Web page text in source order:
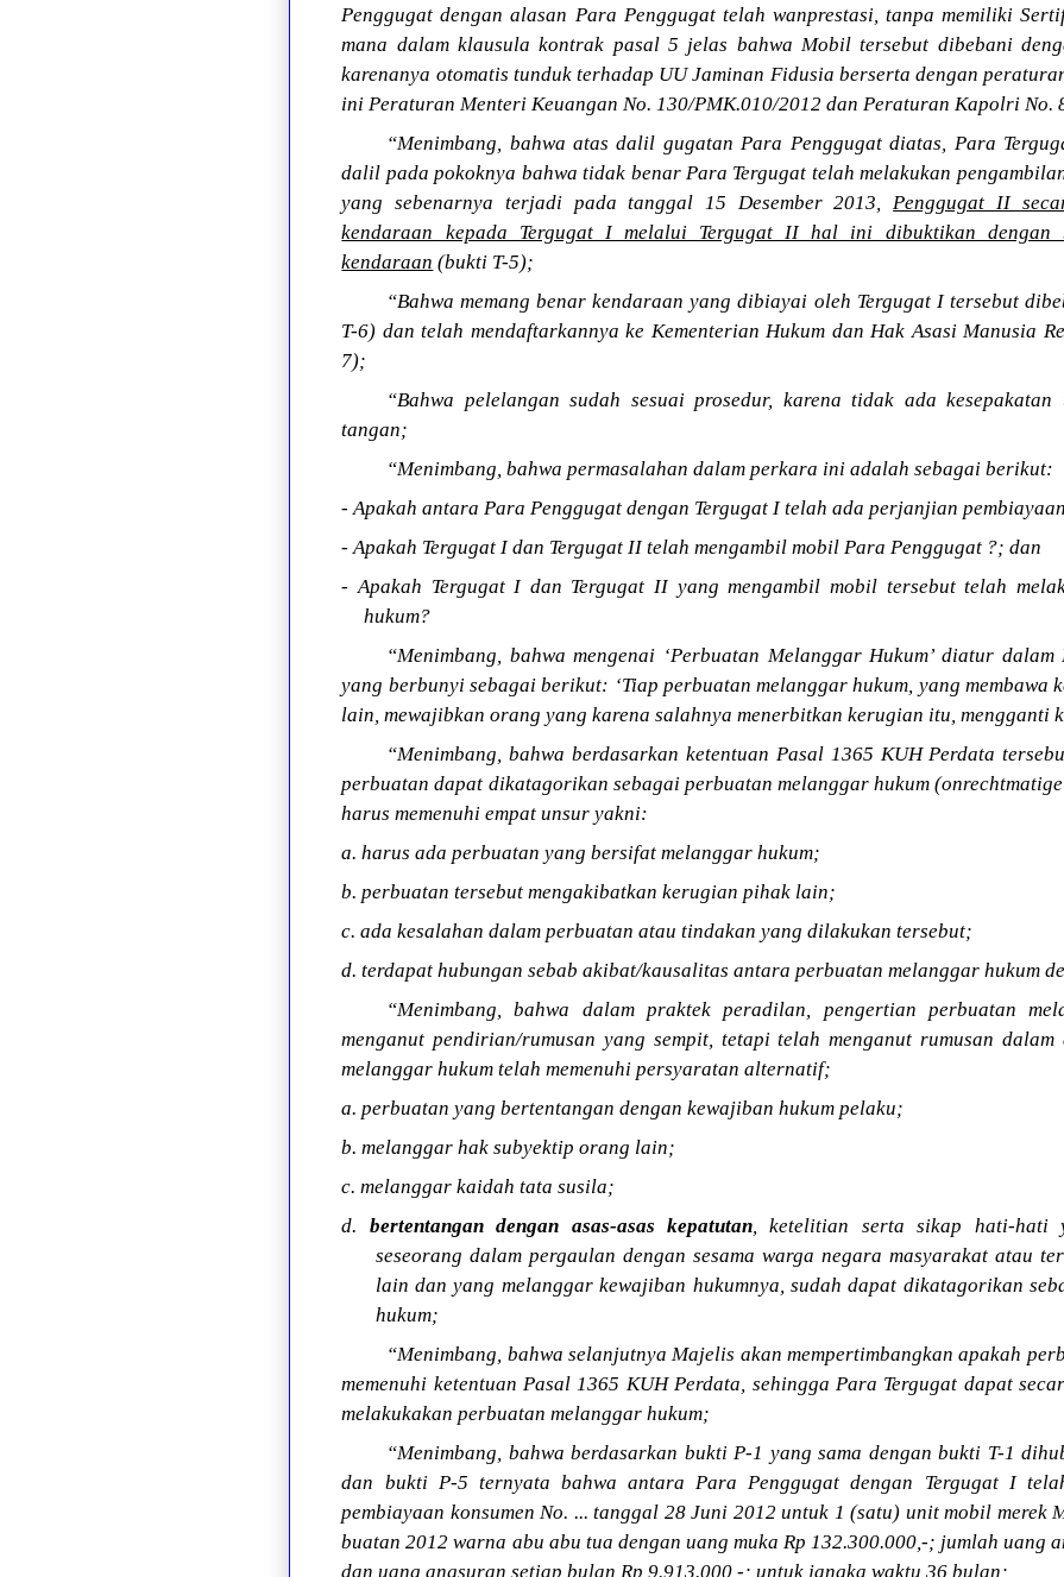
Penggugat dengan alasan Para Penggugat telah wanprestasi, tanpa memiliki
mana dalam klausula kontrak pasal 5 jelas bahwa Mobil tersebut dibebani
karenanya otomatis tunduk terhadap UU Jaminan Fidusia berserta dengan
ini Peraturan Menteri Keuangan No. 130/PMK.010/2012 dan Peraturan Kapolri No.
“Menimbang, bahwa atas dalil gugatan Para Penggugat diatas, Para
dalil pada pokoknya bahwa tidak benar Para Tergugat telah melakukan
yang sebenarnya terjadi pada tanggal 15 Desember 2013,Penggugat II
kendaraan kepada Tergugat I melalui Tergugat II hal ini dibuktikan dengan
kendaraan (bukti T-5);
“Bahwa memang benar kendaraan yang dibiayai oleh Tergugat I tersebut
T-6) dan telah mendaftarkannya ke Kementerian Hukum dan Hak Asasi Manusia
7);
“Bahwa pelelangan sudah sesuai prosedur, karena tidak ada
tangan;
“Menimbang, bahwa permasalahan dalam perkara ini adalah sebagai berikut:
- Apakah antara Para Penggugat dengan Tergugat I telah ada perjanjian
- Apakah Tergugat I dan Tergugat II telah mengambil mobil Para Penggugat ?; dan
- Apakah Tergugat I dan Tergugat II yang mengambil mobil tersebut telah
hukum?
“Menimbang, bahwa mengenai ‘Perbuatan Melanggar Hukum’ diatur
yang berbunyi sebagai berikut: ‘Tiap perbuatan melanggar hukum, yang membawa
lain, mewajibkan orang yang karena salahnya menerbitkan kerugian itu, mengganti
“Menimbang, bahwa berdasarkan ketentuan Pasal 1365 KUH Perdata
perbuatan dapat dikatagorikan sebagai perbuatan melanggar hukum
harus memenuhi empat unsur yakni:
a. harus ada perbuatan yang bersifat melanggar hukum;
b. perbuatan tersebut mengakibatkan kerugian pihak lain;
c. ada kesalahan dalam perbuatan atau tindakan yang dilakukan tersebut;
d. terdapat hubungan sebab akibat/kausalitas antara perbuatan melanggar hukum
“Menimbang, bahwa dalam praktek peradilan, pengertian perbuatan
menganut pendirian/rumusan yang sempit, tetapi telah menganut rumusan
melanggar hukum telah memenuhi persyaratan alternatif;
a. perbuatan yang bertentangan dengan kewajiban hukum pelaku;
b. melanggar hak subyektip orang lain;
c. melanggar kaidah tata susila;
d. bertentangan dengan asas-asas kepatutan, ketelitian serta sikap hati-hati
seseorang dalam pergaulan dengan sesama warga negara masyarakat atau
lain dan yang melanggar kewajiban hukumnya, sudah dapat dikatagorikan
hukum;
“Menimbang, bahwa selanjutnya Majelis akan mempertimbangkan apakah
memenuhi ketentuan Pasal 1365 KUH Perdata, sehingga Para Tergugat dapat
melakukakan perbuatan melanggar hukum;
“Menimbang, bahwa berdasarkan bukti P-1 yang sama dengan bukti T-1
dan bukti P-5 ternyata bahwa antara Para Penggugat dengan Tergugat I
pembiayaan konsumen No. ... tanggal 28 Juni 2012 untuk 1 (satu) unit mobil merek
buatan 2012 warna abu abu tua dengan uang muka Rp 132.300.000,-; jumlah uang
dan uang angsuran setiap bulan Rp 9.913.000,-; untuk jangka waktu 36 bulan;